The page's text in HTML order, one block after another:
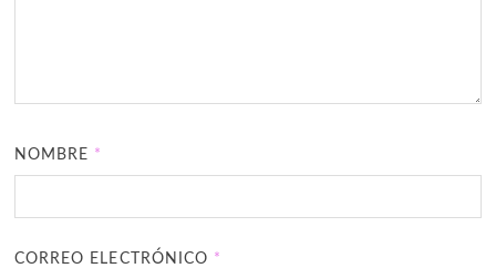
NOMBRE *
CORREO ELECTRÓNICO *